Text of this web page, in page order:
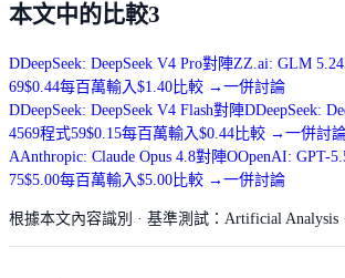
本文中的比較3
DDeepSeek: DeepSeek V4 Pro對陣ZZ.ai: GLM 5.2
69$0.44每百萬輸入 $1.40 比較 → 一併討論
DDeepSeek: DeepSeek V4 Flash對陣DDeepSeek:
4569程式59$0.15每百萬輸入 $0.44 比較 → 一併討
AAnthropic: Claude Opus 4.8對陣OOpenAI: GPT-
75$5.00每百萬輸入 $5.00 比較 → 一併討論
根據本文內容識別 · 基準測試：Artificial Analysis